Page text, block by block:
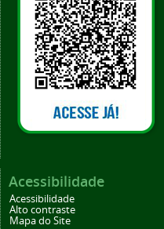
Acessibilidade
Acessibilidade
Alto contraste
Mapa do Site